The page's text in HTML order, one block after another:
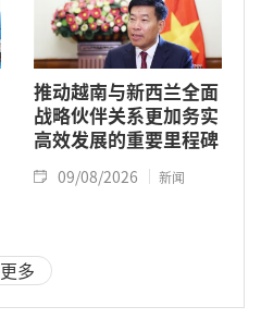
推动越南与新西兰全面
战略伙伴关系更加务实
高效发展的重要里程碑
09/08/2026 新闻
更多